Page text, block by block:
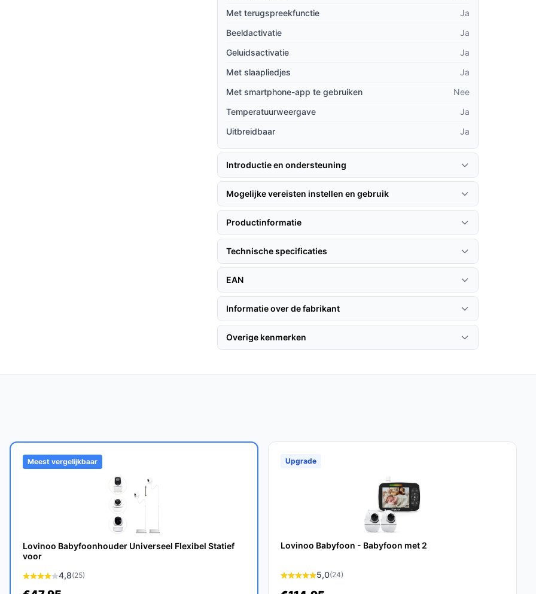
geactiveerd bij geluid, wat betekent dat je
bouwkwaliteit is de Zevio Babyfoon
gebruik.
in de slaapkamer en kan eenvoudig
gaten te houden.
Met terugspreekfunctie
Ja
Beeldactivatie
Ja
Geluidsactivatie
Ja
Met slaapliedjes
Ja
Met smartphone-app te gebruiken
Nee
Temperatuurweergave
Ja
Uitbreidbaar
Ja
Introductie en ondersteuning
Mogelijke vereisten instellen en gebruik
Productinformatie
Technische specificaties
EAN
Informatie over de fabrikant
Overige kenmerken
Meest vergelijkbaar
Lovinoo Babyfoonhouder Universeel Flexibel Statief
voor
4,8(25)
Upgrade
Lovinoo Babyfoon - Babyfoon met 2
5,0(24)